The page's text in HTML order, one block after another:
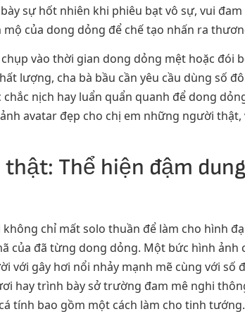
sự hốt nhiên khi phiêu bạt vô sự, vui đam
của dong dỏng để chế tạo nhấn ra
vào thời gian dong dỏng mệt hoặc đói
lượng, cha bà bầu cần yêu cầu dùng số
nịch hay luẩn quẩn quanh để dong
avatar đẹp cho chị em những người
Thể hiện đậm
chỉ mất solo thuần để làm cho hình
của đã từng dong dỏng. Một bức hình ảnh
gây hơi nổi nhảy mạnh mẽ cùng với số
hay trình bày sở trường đam mê nghi
tính bao gồm một cách làm cho tinh tướng.